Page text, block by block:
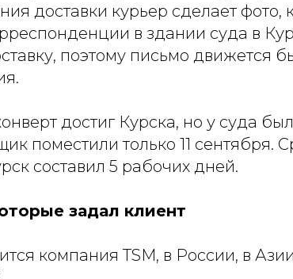
доставки курьер сделает фото,
в здании суда в
поэтому письмо движется
достиг Курска, но у суда
поместили только 11 сентября.
составил 5 рабочих дней.
задал клиент
компания TSM, в России, в